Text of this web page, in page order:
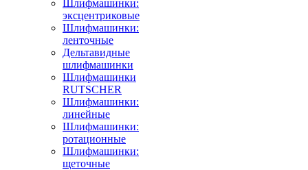
Шлифмашинки:
эксцентриковые
Шлифмашинки:
ленточные
Дельтавидные
шлифмашинки
Шлифмашинки
RUTSCHER
Шлифмашинки:
линейные
Шлифмашинки:
ротационные
Шлифмашинки:
щеточные